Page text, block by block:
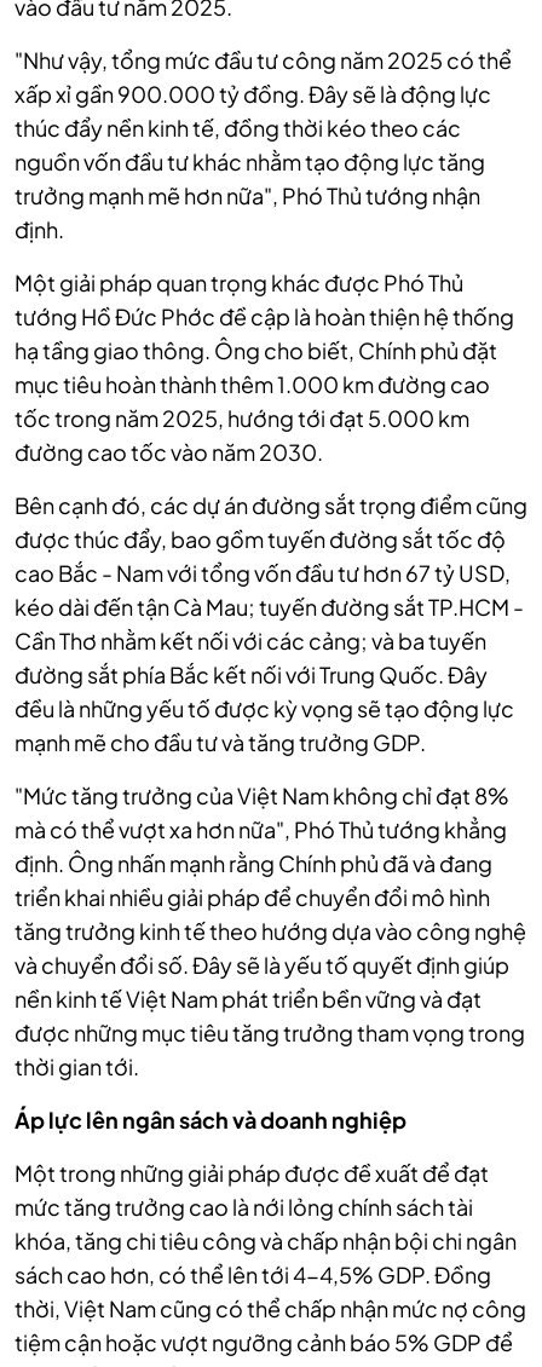
vào đầu tư năm 2025.
"Như vậy, tổng mức đầu tư công năm 2025 có thể
xấp xỉ gần 900.000 tỷ đồng. Đây sẽ là động lực
thúc đẩy nền kinh tế, đồng thời kéo theo các
nguồn vốn đầu tư khác nhằm tạo động lực tăng
trưởng mạnh mẽ hơn nữa", Phó Thủ tướng nhận
định.
Một giải pháp quan trọng khác được Phó Thủ
tướng Hồ Đức Phớc đề cập là hoàn thiện hệ thống
hạ tầng giao thông. Ông cho biết, Chính phủ đặt
mục tiêu hoàn thành thêm 1.000 km đường cao
tốc trong năm 2025, hướng tới đạt 5.000 km
đường cao tốc vào năm 2030.
Bên cạnh đó, các dự án đường sắt trọng điểm cũng
được thúc đẩy, bao gồm tuyến đường sắt tốc độ
cao Bắc - Nam với tổng vốn đầu tư hơn 67 tỷ USD,
kéo dài đến tận Cà Mau; tuyến đường sắt TP.HCM -
Cần Thơ nhằm kết nối với các cảng; và ba tuyến
đường sắt phía Bắc kết nối với Trung Quốc. Đây
đều là những yếu tố được kỳ vọng sẽ tạo động lực
mạnh mẽ cho đầu tư và tăng trưởng GDP.
"Mức tăng trưởng của Việt Nam không chỉ đạt 8%
mà có thể vượt xa hơn nữa", Phó Thủ tướng khẳng
định. Ông nhấn mạnh rằng Chính phủ đã và đang
triển khai nhiều giải pháp để chuyển đổi mô hình
tăng trưởng kinh tế theo hướng dựa vào công nghệ
và chuyển đổi số. Đây sẽ là yếu tố quyết định giúp
nền kinh tế Việt Nam phát triển bền vững và đạt
được những mục tiêu tăng trưởng tham vọng trong
thời gian tới.
Áp lực lên ngân sách và doanh nghiệp
Một trong những giải pháp được đề xuất để đạt
mức tăng trưởng cao là nới lỏng chính sách tài
khóa, tăng chi tiêu công và chấp nhận bội chi ngân
sách cao hơn, có thể lên tới 4-4,5% GDP. Đồng
thời, Việt Nam cũng có thể chấp nhận mức nợ công
tiệm cận hoặc vượt ngưỡng cảnh báo 5% GDP để